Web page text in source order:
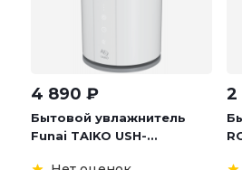
4 890 ₽
Бытовой увлажнитель
Funai TAIKO USH-...
2